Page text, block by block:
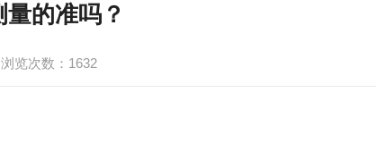
的准吗？
浏览次数：1632